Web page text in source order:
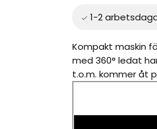
Kompakt maskin
med 360° ledat
t.o.m. kommer åt